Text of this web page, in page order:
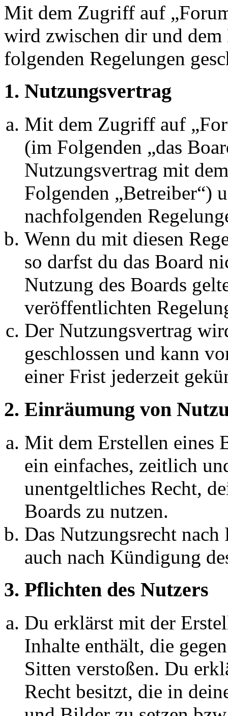
Mit dem Zugriff auf
wird zwischen dir und
folgenden Regelungen
1. Nutzungsvertrag
Mit dem Zugriff auf
(im Folgenden „das
Nutzungsvertrag mit
Folgenden „Betreiber“)
nachfolgenden
Wenn du mit diesen
so darfst du das Board
Nutzung des Boards
veröffentlichten
Der Nutzungsvertrag
geschlossen und kann
einer Frist jederzeit
2. Einräumung von
Mit dem Erstellen eines
ein einfaches, zeitlich
unentgeltliches Recht,
Boards zu nutzen.
Das Nutzungsrecht
auch nach Kündigung
3. Pflichten des Nutzers
Du erklärst mit der
Inhalte enthält, die
Sitten verstoßen. Du
Recht besitzt, die in